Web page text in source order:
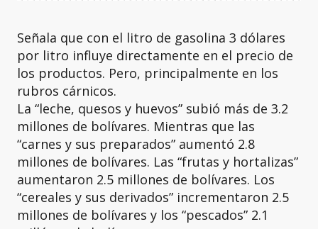
Señala que con el litro de gasolina 3 dólares
por litro influye directamente en el precio de
los productos. Pero, principalmente en los
rubros cárnicos.
La “leche, quesos y huevos” subió más de 3.2
millones de bolívares. Mientras que las
“carnes y sus preparados” aumentó 2.8
millones de bolívares. Las “frutas y hortalizas”
aumentaron 2.5 millones de bolívares. Los
“cereales y sus derivados” incrementaron 2.5
millones de bolívares y los “pescados” 2.1